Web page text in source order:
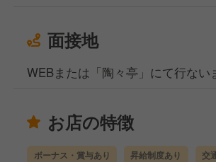
面接地
WEBまたは「陶々亭」にて行ない
お店の特徴
ボーナス・賞与あり 昇給制度あり 交